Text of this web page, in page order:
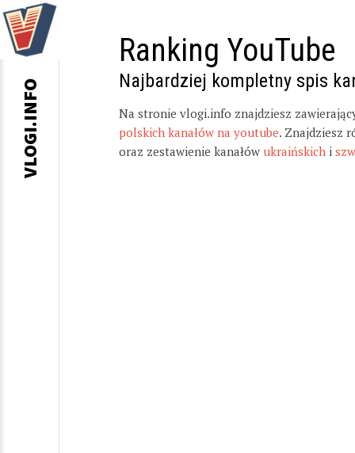
Ranking YouTube
Najbardziej kompletny spis
Na stronie vlogi.info znajdziesz
polskich kanałów na youtube. Znajdziesz
oraz zestawienie kanałów ukraińskich i
VLOGI.INFO